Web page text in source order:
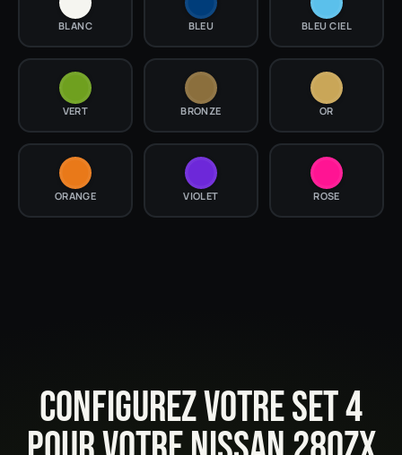
BLANC BLEU BLEU CIEL
VERT BRONZE OR
ORANGE VIOLET ROSE
CONFIGUREZ VOTRE SET 4